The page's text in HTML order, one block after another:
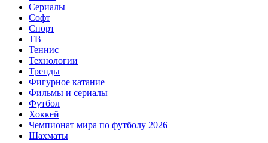
Сериалы
Софт
Спорт
ТВ
Теннис
Технологии
Тренды
Фигурное катание
Фильмы и сериалы
Футбол
Хоккей
Чемпионат мира по футболу 2026
Шахматы